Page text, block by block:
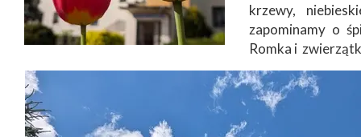
krzewy,
zapominamy o
Romka i